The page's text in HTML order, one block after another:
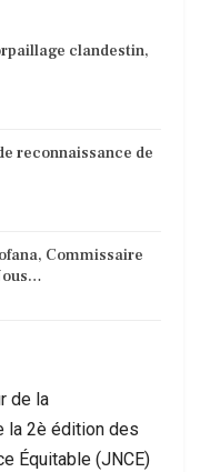
clandestin,
reconnaissance de
Commissaire
de la
la 2è édition des
Équitable (JNCE)